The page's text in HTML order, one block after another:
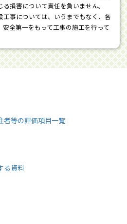
損害について責任を負いません。
工事については、いうまでもなく、各
全第一をもって工事の施工を行って
者等の評価項目一覧
る資料